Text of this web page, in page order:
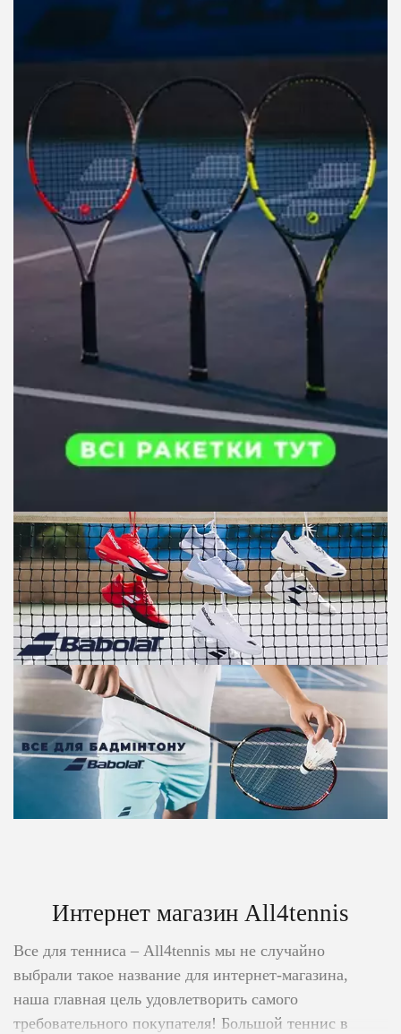
Интернет магазин All4tennis
Все для тенниса – All4tennis мы не случайно
выбрали такое название для интернет-магазина,
наша главная цель удовлетворить самого
требовательного покупателя! Большой теннис в